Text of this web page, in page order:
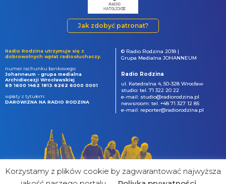
Jak zdobyć patronat?
Radio Rodzina utrzymuje się z
dobrowolnych wpłat radiosłuchaczy.
numer rachunku bankowego:
Johanneum - grupa medialna
Archidiecezji Wrocławskiej
69 1600 1462 1813 6262 6000 0001
wpłaty z tytułem:
DAROWIZNA NA RADIO RODZINA
© Radio Rodzina 2018 |
Grupa Medialna JOHANNEUM
Radio Rodzina
ul. Katedralna 4, 50-328 Wrocław
studio: tel. 71 322 20 22
e-mail: studio@radiorodzina.pl
newsroom: tel. +48 71 327 12 85
e-mail: reporter@radiorodzina.pl
Korzystamy z plików cookie by zagwarantować najwyższa